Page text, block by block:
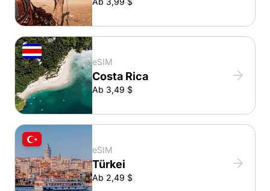
eSIM
Costa Rica
Ab 3,49 $
eSIM
Türkei
Ab 2,49 $